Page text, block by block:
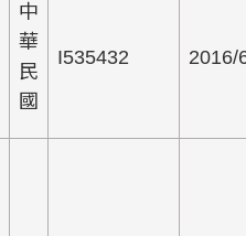
中
華
民
國
I535432 2016/